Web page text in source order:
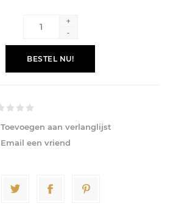
+
-
BESTEL NU!
Toevoegen aan verlanglijst
Email een vriend